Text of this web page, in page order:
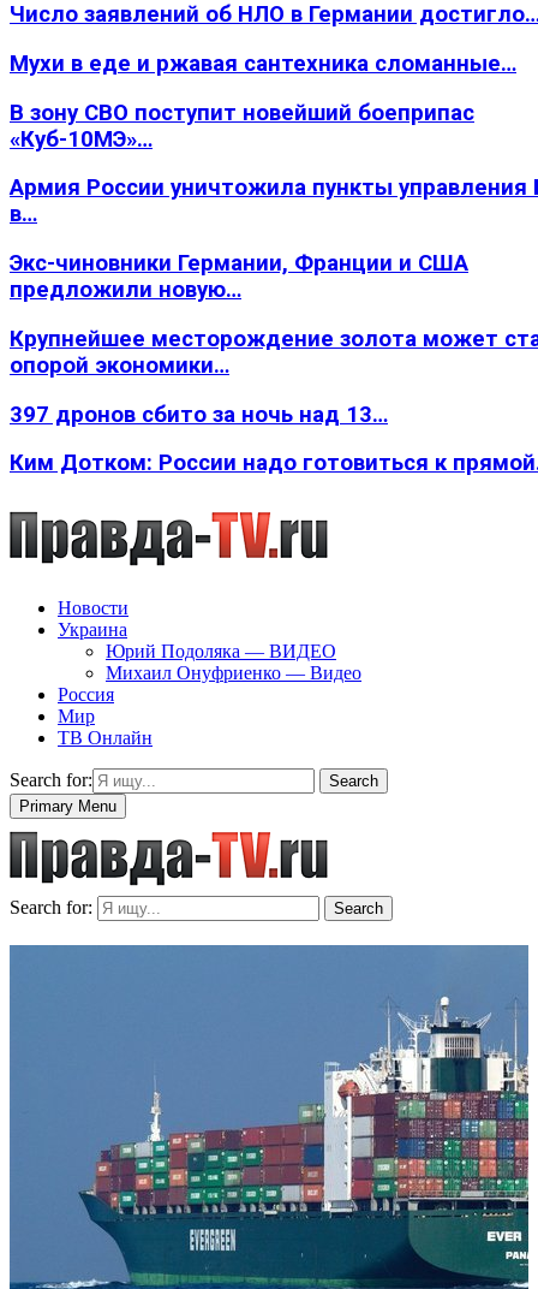
Число заявлений об НЛО в Германии
Мухи в еде и ржавая сантехника сломанные…
В зону СВО поступит новейший боеприпас
«Куб-10МЭ»…
Армия России уничтожила пункты
в…
Экс-чиновники Германии, Франции и США
предложили новую…
Крупнейшее месторождение золота может
опорой экономики…
397 дронов сбито за ночь над 13…
Ким Дотком: России надо готовиться к
Новости
Украина
Юрий Подоляка — ВИДЕО
Михаил Онуфриенко — Видео
Россия
Мир
ТВ Онлайн
Search for:
Search
Primary Menu
Search for: Search